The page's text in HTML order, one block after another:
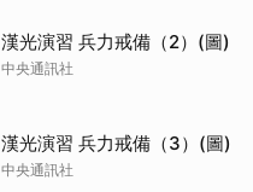
漢光演習 兵力戒備（2）(圖)
中央通訊社
漢光演習 兵力戒備（3）(圖)
中央通訊社